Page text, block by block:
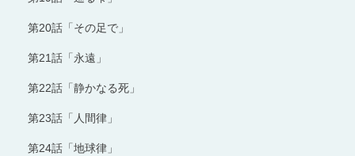
第20話「その足で」
第21話「永遠」
第22話「静かなる死」
第23話「人間律」
第24話「地球律」